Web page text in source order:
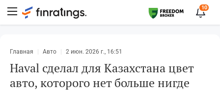
10
Главная Авто 2 июн. 2026 г., 16:51
Haval сделал для Казахстана цвет
авто, которого нет больше нигде